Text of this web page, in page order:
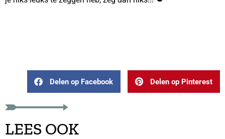
Delen op Facebook Delen op Pinterest
LEES OOK